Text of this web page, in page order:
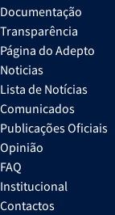
Documentação
Transparência
Página do Adepto
Noticias
Lista de Notícias
Comunicados
Publicações Oficiais
Opinião
FAQ
Institucional
Contactos